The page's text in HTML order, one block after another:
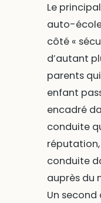
Le
auto-
côté «
d’autant
parents
enfant
encadré
conduite
conduite
auprès du
Un